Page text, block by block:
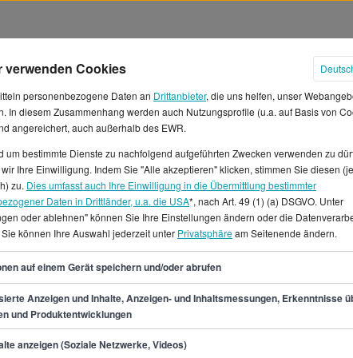
Deutschland
Jahresgehalt von
was einem
liegt etwa bei 45.000 €.
47.900 € und 66.400
in denen es viele offene
Köln.Auf StepStone.de
finden.
min.47.900€
verwenden Cookies
personenbezogene Daten an Drittanbieter, die uns helfen, unser
In diesem Zusammenhang werden auch Nutzungsprofile (u.a. auf Basis von
angereichert, auch außerhalb des EWR.
um bestimmte Dienste zu nachfolgend aufgeführten Zwecken verwenden zu
Ihre Einwilligung. Indem Sie "Alle akzeptieren" klicken, stimmen Sie diesen
zu. Dies umfasst auch Ihre Einwilligung in die Übermittlung bestimmter
Daten in Drittländer, u.a. die USA*, nach Art. 49 (1) (a) DSGVO. Unter
oder ablehnen" können Sie Ihre Einstellungen ändern oder die
können Ihre Auswahl jederzeit unter Privatsphäream Seitenende ändern.
auf einem Gerät speichern und/oder abrufen
Anzeigen und Inhalte, Anzeigen- und Inhaltsmessungen, Erkenntnisse
und Produktentwicklungen
anzeigen (Soziale Netzwerke, Videos)